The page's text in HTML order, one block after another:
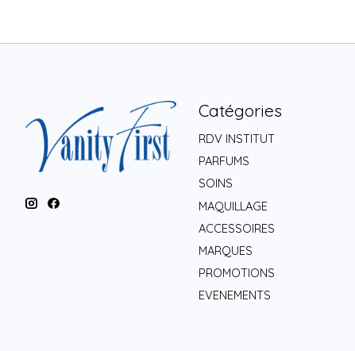
Catégories
RDV INSTITUT
PARFUMS
SOINS
MAQUILLAGE
ACCESSOIRES
MARQUES
PROMOTIONS
EVENEMENTS